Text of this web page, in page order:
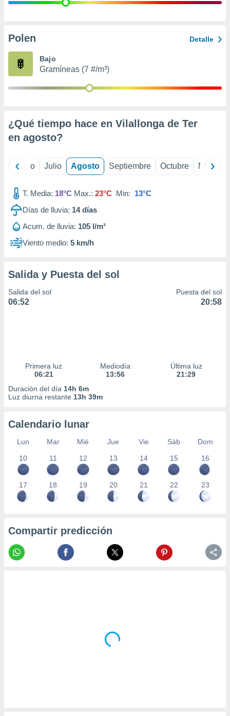
e
publicidad
Polen Detalle
Bajo
Gramíneas (7 #/m³)
¿Qué tiempo hace en Vilallonga de Ter
en agosto?
Junio Julio Agosto Septiembre Octubre
T. Media: 18°C Max.: 23°C Min: 13°C
Días de lluvia: 14días
Acum. de lluvia: 105 l/m²
Viento medio: 5 km/h
Salida y Puesta del sol
Salida del sol
06:52
Puesta del sol
20:58
Primera luz
06:21
Mediodía
13:56
Última luz
21:29
Duración del día 14h 6m
Luz diurna restante 13h 39m
Calendario lunar
Lun Mar Mié Jue Vie Sáb
Dom
10
11 12 13 14 15 16
17 18 19 20 21 22 23
Compartir predicción